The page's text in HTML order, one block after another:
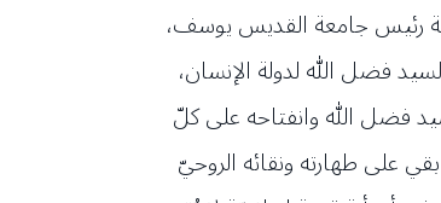
رئيس جامعة القديس يوسف،
فضل الله لدولة الإنسان،
فضل الله وانفتاحه على كلّ
على طهارته ونقائه الروحيّ